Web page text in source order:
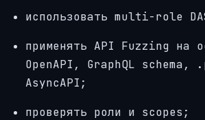
использовать multi-role
применять API Fuzzing на
OpenAPI, GraphQL schema,
AsyncAPI;
проверять роли и scopes;